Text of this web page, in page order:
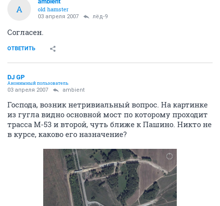
A
old hamster
03 апреля 2007 лёд-9
Согласен.
ОТВЕТИТЬ
DJ GP
Анонимный пользователь
03 апреля 2007 ambient
Господа, возник нетривиальный вопрос. На картинке
из гугла видно основной мост по которому проходит
трасса М-53 и второй, чуть ближе к Пашино. Никто не
в курсе, каково его назначение?